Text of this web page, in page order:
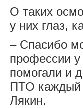
О таких
у них глаз,
– Спасибо
профессии
помогали и
ПТО каждый
Лякин.